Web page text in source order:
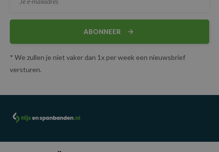
ABONNEER
* We zullen je niet vaker dan 1x per week een nieuwsbrief
versturen.